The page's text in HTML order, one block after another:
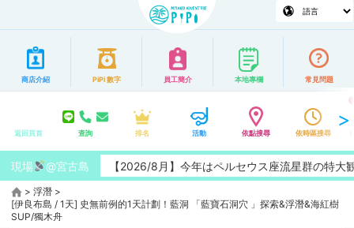
商店介紹 PiPi 數字 員工簡介 本地專欄 常見問題
返回頁首 查詢 排名 活動 依點搜尋 依時區搜尋
現場 @宮古島【2026/8月】今年はペルセウス座流星群の特大観測チ
> 浮潛 >
[伊良布島 / 1天] 史無前例的1天計劃！藍洞 「藍寶石洞穴 」探索&浮潛&海紅樹
SUP/獨木舟